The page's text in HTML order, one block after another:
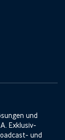
und
Exklusiv-
und